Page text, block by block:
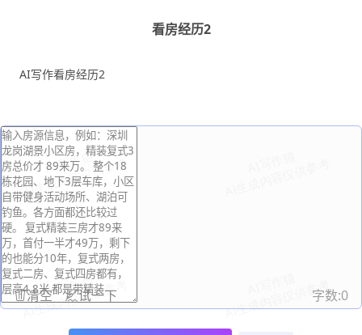
看房经历2
AI写作看房经历2
清空 试一下 字数:0